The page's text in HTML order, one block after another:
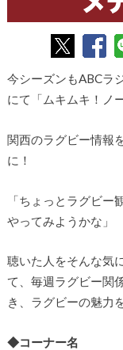
今シーズンもABCラ
にて「ムキムキ！ノ
関西のラグビー情報
に！
「ちょっとラグビ
やってみようかな」
聴いた人をそんな気
て、毎週ラグビー関
き、ラグビーの魅力
◆コーナー名